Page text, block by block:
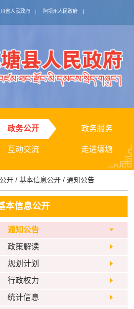
川省人民政府 | 阿坝州人民政府 |
政务公开 政务服务
互动交流 走进壤塘
开 /基本信息公开 /通知公告
本信息公开
通知公告
政策解读
规划计划
行政权力
统计信息